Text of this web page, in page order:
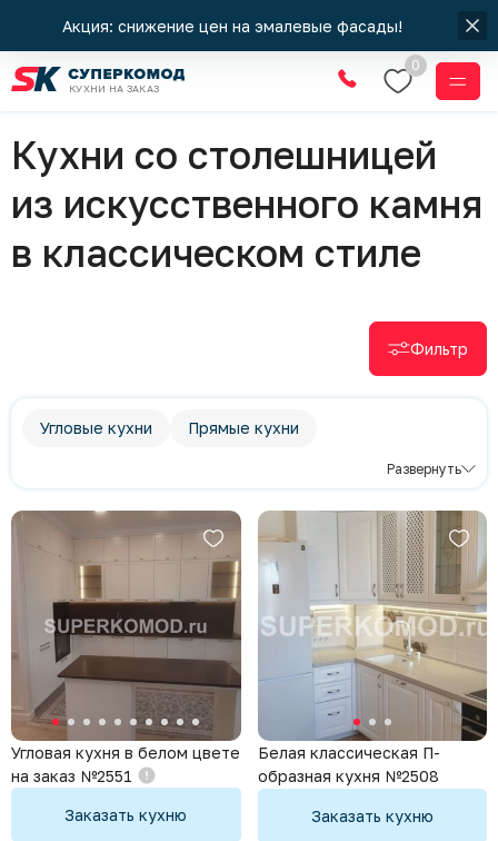
Акция: снижение цен на эмалевые фасады!
КУХНИ НА ЗАКАЗ
0
Кухни
Кухни со столешницей
из искусственного камня
в классическом стиле
Фильтр
Угловые кухни
Прямые кухни
Темные кухни
Яркие кухни
Кухни для хрущевки
Маленькие кухни
Развернуть
Угловая кухня в белом цвете
на заказ №2551
Заказать кухню
Белая классическая П-
образная кухня №2508
Заказать кухню